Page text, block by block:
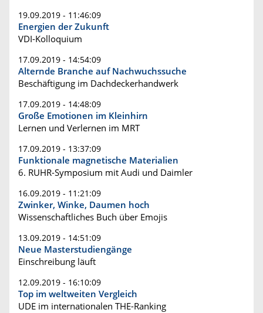
19.09.2019 - 11:46:09
Energien der Zukunft
VDI-Kolloquium
17.09.2019 - 14:54:09
Alternde Branche auf Nachwuchssuche
Beschäftigung im Dachdeckerhandwerk
17.09.2019 - 14:48:09
Große Emotionen im Kleinhirn
Lernen und Verlernen im MRT
17.09.2019 - 13:37:09
Funktionale magnetische Materialien
6. RUHR-Symposium mit Audi und Daimler
16.09.2019 - 11:21:09
Zwinker, Winke, Daumen hoch
Wissenschaftliches Buch über Emojis
13.09.2019 - 14:51:09
Neue Masterstudiengänge
Einschreibung läuft
12.09.2019 - 16:10:09
Top im weltweiten Vergleich
UDE im internationalen THE-Ranking